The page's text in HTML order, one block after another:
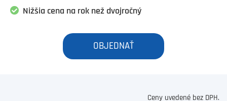
Nižšia cena na rok než dvojročný
OBJEDNAŤ
Ceny uvedené bez DPH.